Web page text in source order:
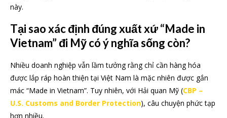
này.
Tại sao xác định đúng xuất xứ “Made in
Vietnam” đi Mỹ có ý nghĩa sống còn?
Nhiều doanh nghiệp vẫn lầm tưởng rằng chỉ cần hàng hóa
được lắp ráp hoàn thiện tại Việt Nam là mặc nhiên được gắn
mác “Made in Vietnam”. Tuy nhiên, với Hải quan Mỹ (CBP –
U.S. Customs and Border Protection), câu chuyện phức tạp
hơn nhiều.